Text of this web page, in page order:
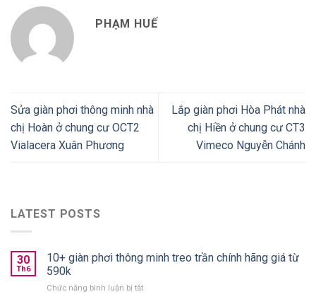
PHẠM HUẾ
Sửa giàn phơi thông minh nhà
chị Hoàn ở chung cư OCT2
Vialacera Xuân Phương
Lắp giàn phơi Hòa Phát nhà
chị Hiền ở chung cư CT3
Vimeco Nguyễn Chánh
LATEST POSTS
30
Th6
10+ giàn phơi thông minh treo trần chính hãng giá từ
590k
Chức năng bình luận bị tắtở